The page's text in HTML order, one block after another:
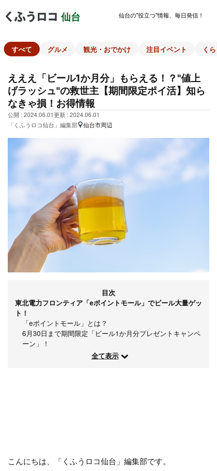
仙台 仙台の"役立つ"情報、毎日発信！
すべて グルメ 観光・おでかけ 注目イベント く
えええ「ビール1か月分」もらえる！？"値上
げラッシュ"の救世主【期間限定ポイ活】知ら
なきゃ損！お得情報
公開 : 2024.06.01更新 : 2024.06.01
「くふうロコ仙台」編集部
仙台市周辺
目次
東北電力フロンティア「eポイントモール」でビール大量ゲッ
ト！
「eポイントモール」とは？
6月30日まで期間限定「ビール1か月分プレゼントキャンペ
ーン」！
全て表示
こんにちは、「くふうロコ仙台」編集部です。